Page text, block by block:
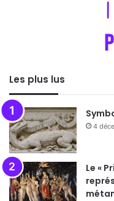
Les plus lus
4
Le «